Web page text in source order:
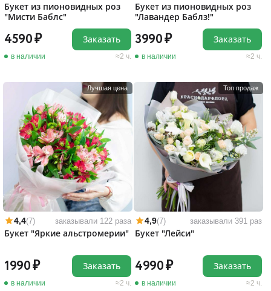
Букет из пионовидных роз
"Мисти Баблс"
4590
в наличии 2 ч.
Заказать
Букет из пионовидных роз
"Лавандер Баблз!"
3990
в наличии 2 ч.
Заказать
Лучшая цена
4,4(7) заказывали 122 раза
Букет "Яркие альстромерии"
1990
в наличии 2 ч.
Заказать
Топ продаж
4,9(7) заказывали 391 раз
Букет "Лейси"
4990
в наличии 2 ч.
Заказать